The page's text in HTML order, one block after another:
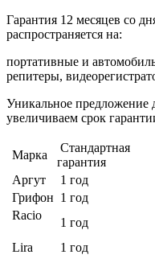
Гарантия 12 месяцев со
распространяется на:
портативные и
репитеры,
Уникальное
увеличиваем срок
Марка
Стандартная
гарантия
Аргут
1 год
Грифон 1 год
Racio
1 год
Lira
1 год